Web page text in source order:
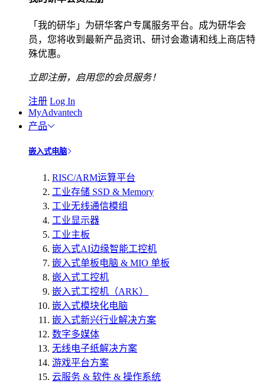
「我的研华」为研华客户专属服务平台。成为研华会
员，您将收到最新产品资讯、研讨会邀请和线上商店特
殊优惠。
立即注册，启用您的会员服务！
注册 Log In
MyAdvantech
产品
嵌入式电脑
RISC/ARM运算平台
工业存储 SSD & Memory
工业无线通信模组
工业显示器
工业主板
嵌入式AI边缘智能工控机
嵌入式单板电脑 & MIO 单板
嵌入式工控机
嵌入式工控机（ARK）
嵌入式模块化电脑
嵌入式新兴行业解决方案
数字多媒体
无线电子纸解决方案
游戏平台方案
云服务 & 软件 & 操作系统